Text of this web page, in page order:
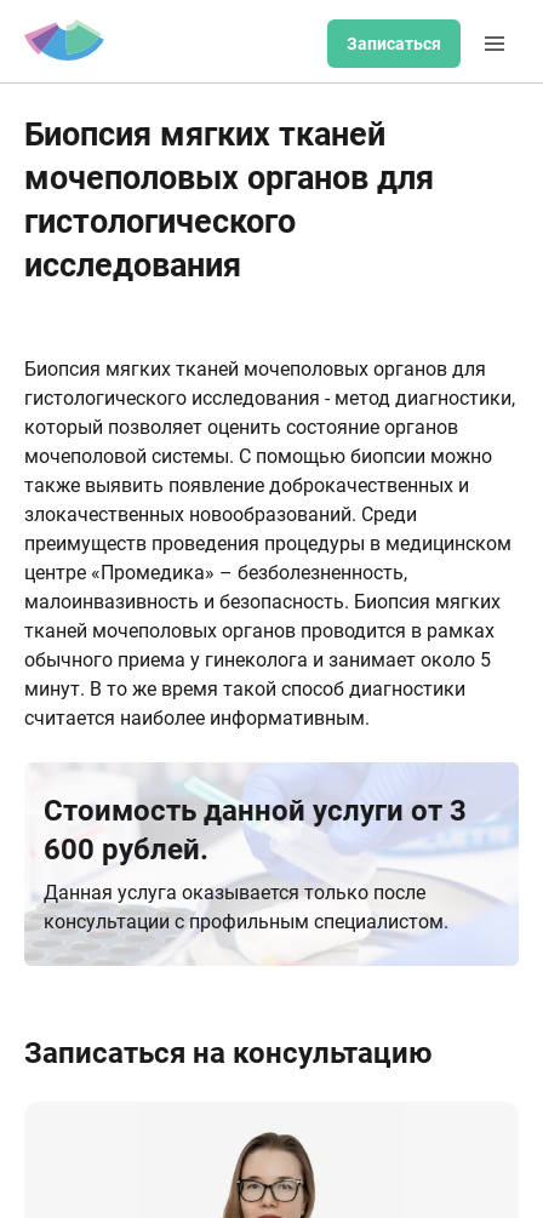
Записаться
Биопсия мягких тканей
мочеполовых органов для
гистологического
исследования
Биопсия мягких тканей мочеполовых органов для
гистологического исследования - метод диагностики,
который позволяет оценить состояние органов
мочеполовой системы. С помощью биопсии можно
также выявить появление доброкачественных и
злокачественных новообразований. Среди
преимуществ проведения процедуры в медицинском
центре «Промедика» – безболезненность,
малоинвазивность и безопасность. Биопсия мягких
тканей мочеполовых органов проводится в рамках
обычного приема у гинеколога и занимает около 5
минут. В то же время такой способ диагностики
считается наиболее информативным.
Стоимость данной услуги от 3
600 рублей.
Данная услуга оказывается только после
консультации с профильным специалистом.
Записаться на консультацию